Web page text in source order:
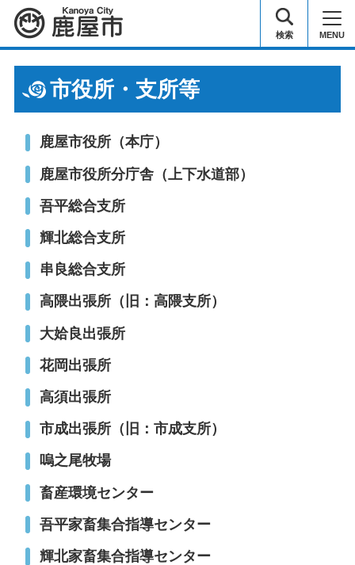
鹿屋市 検索 MENU
市役所・支所等
鹿屋市役所（本庁）
鹿屋市役所分庁舎（上下水道部）
吾平総合支所
輝北総合支所
串良総合支所
高隈出張所（旧：高隈支所）
大姶良出張所
花岡出張所
高須出張所
市成出張所（旧：市成支所）
嗚之尾牧場
畜産環境センター
吾平家畜集合指導センター
輝北家畜集合指導センター